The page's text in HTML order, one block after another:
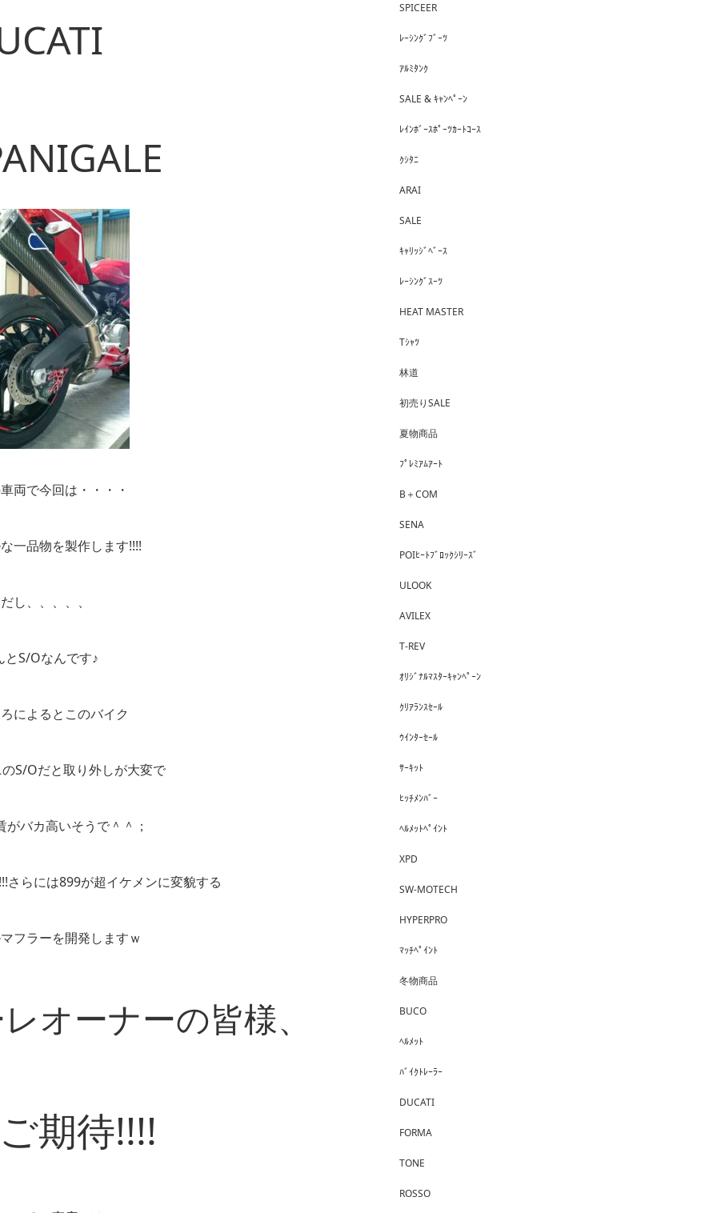
両で今回は・・・・
一品物を製作します!!!!
し、、、、、
とS/Oなんです♪
によるとこのバイク
S/Oだと取り外しが大変で
がバカ高いそうで＾＾；
さらには899が超イケメンに変貌する
フラーを開発しますｗ
オーナーの皆様、
期待!!!!
SPICEER
ﾚｰｼﾝｸﾞﾌﾞｰﾂ
ｱﾙﾐﾀﾝｸ
SALE & ｷｬﾝﾍﾟｰﾝ
ﾚｲﾝﾎﾞｰｽﾎﾟｰﾂｶｰﾄｺｰｽ
ｸｼﾀﾆ
ARAI
SALE
ｷｬﾘｯｼﾞﾍﾞｰｽ
ﾚｰｼﾝｸﾞｽｰﾂ
HEAT MASTER
Tｼｬﾂ
林道
初売りSALE
夏物商品
ﾌﾟﾚﾐｱﾑｱｰﾄ
B＋COM
SENA
POIﾋｰﾄﾌﾞﾛｯｸｼﾘｰｽﾞ
ULOOK
AVILEX
T-REV
ｵﾘｼﾞﾅﾙﾏｽﾀｰｷｬﾝﾍﾟｰﾝ
ｸﾘｱﾗﾝｽｾｰﾙ
ｳｲﾝﾀｰｾｰﾙ
ｻｰｷｯﾄ
ﾋｯﾁﾒﾝﾊﾞｰ
ﾍﾙﾒｯﾄﾍﾟｲﾝﾄ
XPD
SW-MOTECH
HYPERPRO
ﾏｯﾁﾍﾟｲﾝﾄ
冬物商品
BUCO
ﾍﾙﾒｯﾄ
ﾊﾞｲｸﾄﾚｰﾗｰ
DUCATI
FORMA
TONE
ROSSO